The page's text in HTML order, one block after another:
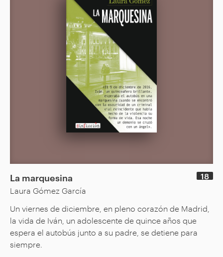
La marquesina
Laura Gómez García
18
Un viernes de diciembre, en pleno corazón de Madrid,
la vida de Iván, un adolescente de quince años que
espera el autobús junto a su padre, se detiene para
siempre.